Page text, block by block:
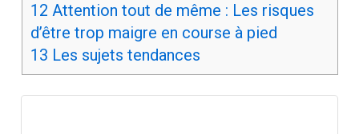
12 Attention tout de même : Les risques
d’être trop maigre en course à pied
13 Les sujets tendances